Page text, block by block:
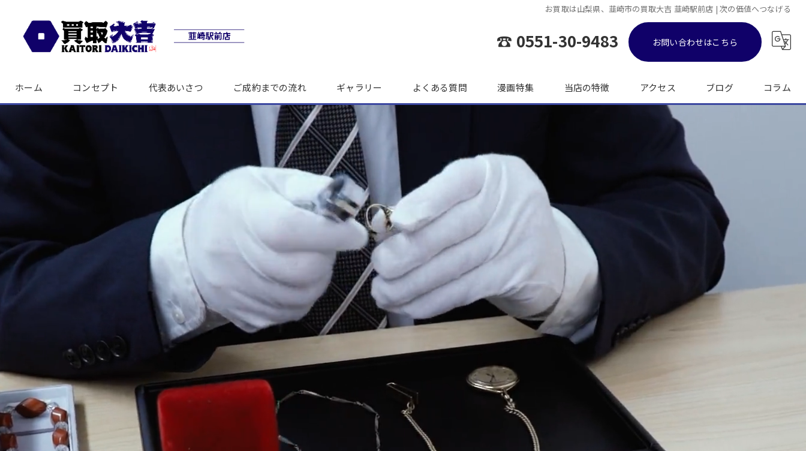
お買取は山梨県、韮崎市の買取大吉 韮崎駅前店 | 次の価値へつなげる
☎ 0551-30-9483 お問い合わせはこちら
ホーム コンセプト 代表あいさつ ご成約までの流れ ギャラリー よくある質問 漫画特集 当店の特徴
時計
アクセス ブログ コラム